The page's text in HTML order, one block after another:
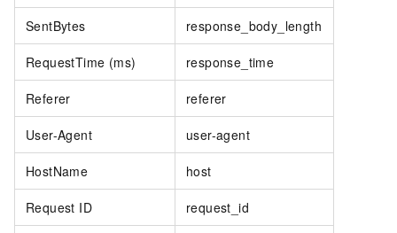
SentBytes response_body_length
RequestTime (ms) response_time
Referer referer
User-Agent user-agent
HostName host
Request ID request_id